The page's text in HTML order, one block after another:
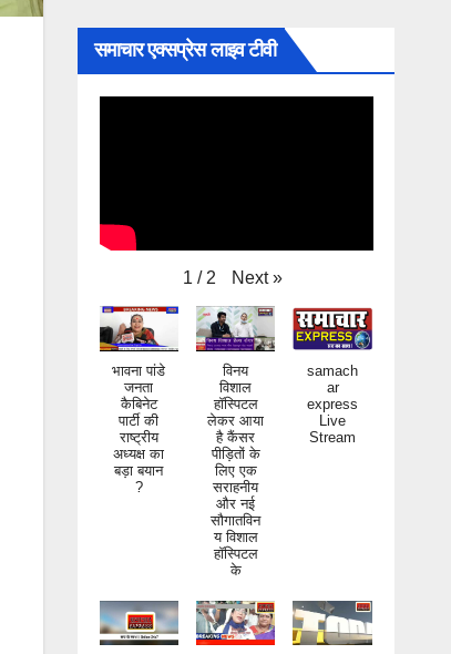
समाचार एक्सप्रेस लाइव टीवी
1 / 2 Next »
भावना पांडे
जनता
कैबिनेट
पार्टी की
राष्ट्रीय
अध्यक्ष का
बड़ा बयान
?
विनय
विशाल
हॉस्पिटल
लेकर आया
है कैंसर
पीड़ितों के
लिए एक
सराहनीय
और नई
सौगातविन
य विशाल
हॉस्पिटल
के
samach
ar
express
Live
Stream